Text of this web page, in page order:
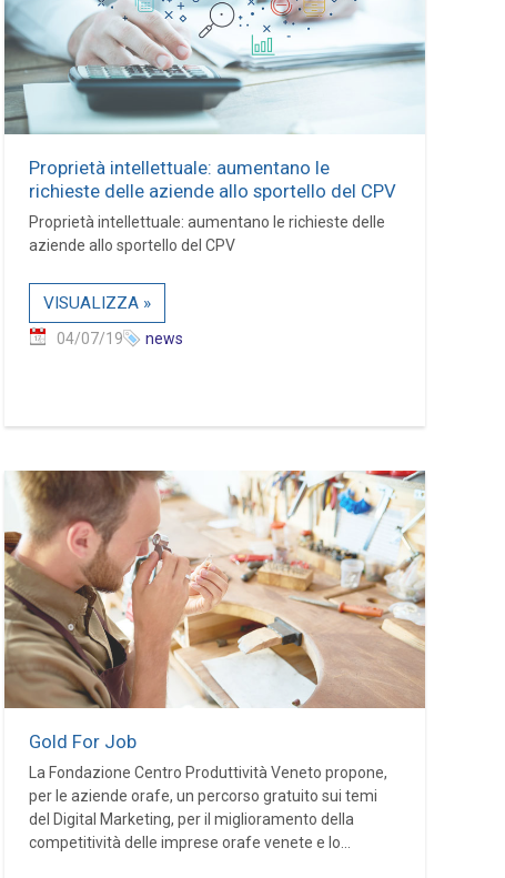
Proprietà intellettuale: aumentano le
richieste delle aziende allo sportello del CPV
Proprietà intellettuale: aumentano le richieste delle
aziende allo sportello del CPV
VISUALIZZA »
04/07/19 news
Gold For Job
La Fondazione Centro Produttività Veneto propone,
per le aziende orafe, un percorso gratuito sui temi
del Digital Marketing, per il miglioramento della
competitività delle imprese orafe venete e lo...